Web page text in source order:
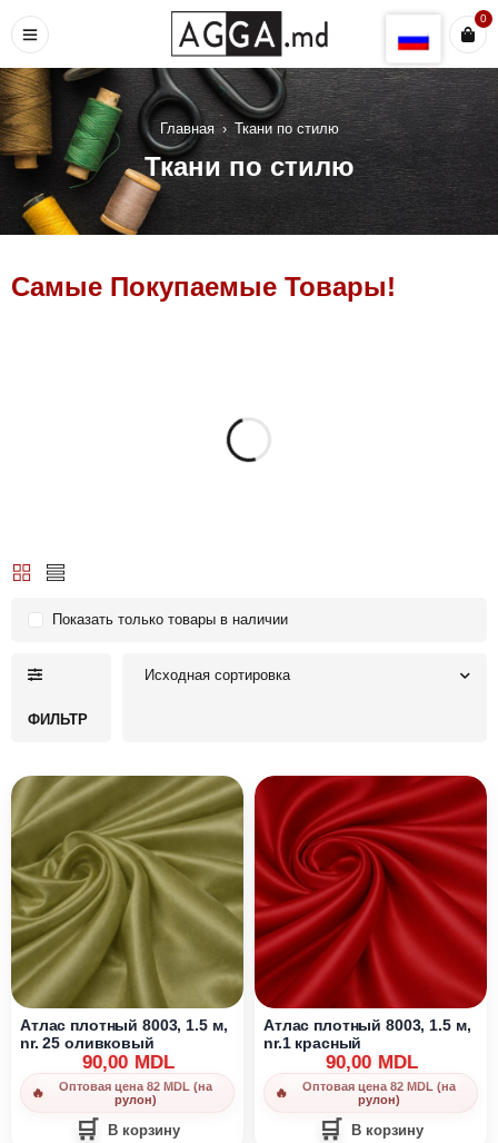
0
Главная › Ткани по стилю
Ткани по стилю
Самые Покупаемые Товары!
ФИЛЬТР
Исходная сортировка
Показать только товары в наличии
Атлас плотный 8003, 1.5 м,
nr. 25 оливковый
90,00 MDL
Оптовая цена 82 MDL (на
рулон)
В корзину
Атлас плотный 8003, 1.5 м,
nr.1 красный
90,00 MDL
Оптовая цена 82 MDL (на
рулон)
В корзину